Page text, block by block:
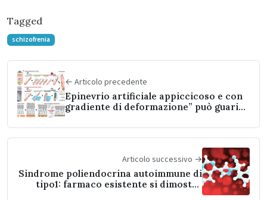
Tagged
schizofrenia
← Articolo precedente
Epinevrio artificiale appiccicoso e con
gradiente di deformazione” può guarire
Articolo successivo →
Sindrome poliendocrina autoimmune di
tipo1: farmaco esistente si dimostra